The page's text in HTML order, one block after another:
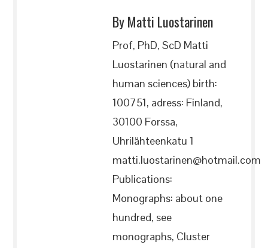
By Matti Luostarinen
Prof, PhD, ScD Matti
Luostarinen (natural and
human sciences) birth:
100751, adress: Finland,
30100 Forssa,
Uhrilähteenkatu 1
matti.luostarinen@hotmail.com
Publications:
Monographs: about one
hundred, see
monographs, Cluster